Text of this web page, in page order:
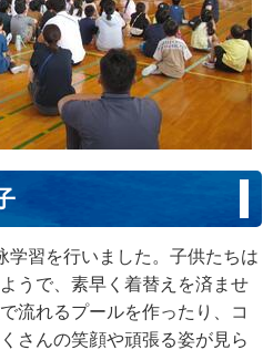
学習を行いました。子供たちは
うで、素早く着替えを済ませ
流れるプールを作ったり、コ
さんの笑顔や頑張る姿が見ら